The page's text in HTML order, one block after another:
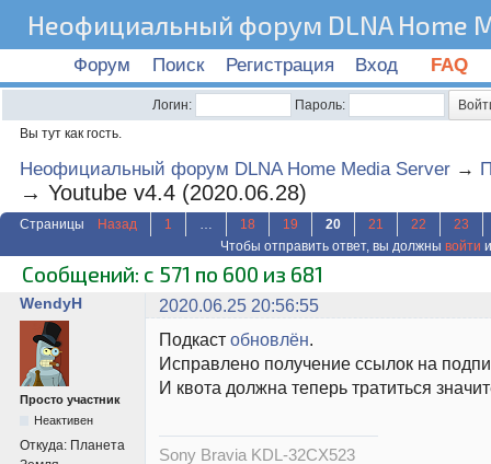
Неофициальный форум DLNA Home
Форум Поиск Регистрация Вход FAQ
Логин:
Пароль:
Вы тут как гость.
Неофициальный форум DLNA Home Media Server →
→Youtube v4.4 (2020.06.28)
Страницы Назад 1 … 18 19 20 21 22
23
Чтобы отправить ответ, вы должны войти
Сообщений: с 571 по 600 из 681
WendyH 2020.06.25 20:56:55
Просто участник
Неактивен
Откуда: Планета
Подкаст обновлён.
Исправлено получение ссылок на
И квота должна теперь тратиться
Sony Bravia KDL-32CX523